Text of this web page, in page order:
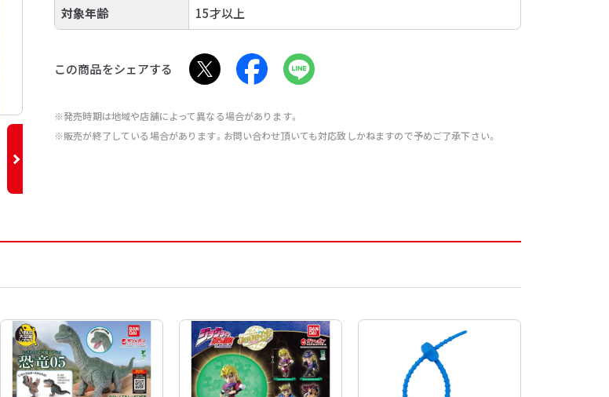
対象年齢 15才以上
この商品をシェアする
※発売時期は地域や店舗によって異なる場合があります。
※販売が終了している場合があります。お問い合わせ頂いても対応致しかねますので予めご了承下さい。